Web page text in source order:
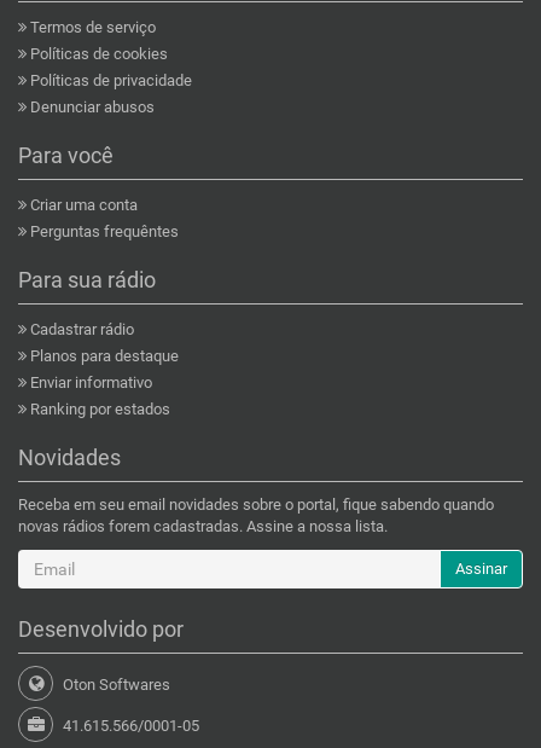
Termos de serviço
Políticas de cookies
Políticas de privacidade
Denunciar abusos
Para você
Criar uma conta
Perguntas frequêntes
Para sua rádio
Cadastrar rádio
Planos para destaque
Enviar informativo
Ranking por estados
Novidades
Receba em seu email novidades sobre o portal, fique sabendo quando
novas rádios forem cadastradas. Assine a nossa lista.
Assinar
Desenvolvido por
Oton Softwares
41.615.566/0001-05